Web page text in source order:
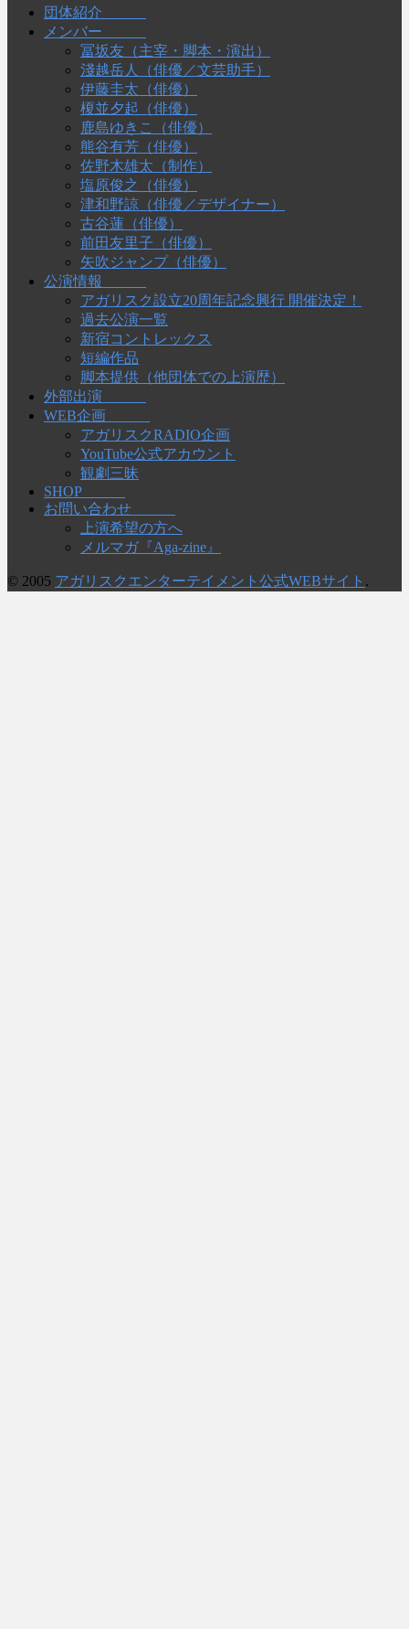
団体紹介
メンバー
冨坂友（主宰・脚本・演出）
淺越岳人（俳優／文芸助手）
伊藤圭太（俳優）
榎並夕起（俳優）
鹿島ゆきこ（俳優）
熊谷有芳（俳優）
佐野木雄太（制作）
塩原俊之（俳優）
津和野諒（俳優／デザイナー）
古谷蓮（俳優）
前田友里子（俳優）
矢吹ジャンプ（俳優）
公演情報
アガリスク設立20周年記念興行 開催決定！
過去公演一覧
新宿コントレックス
短編作品
脚本提供（他団体での上演歴）
外部出演
WEB企画
アガリスクRADIO企画
YouTube公式アカウント
観劇三昧
SHOP
お問い合わせ
上演希望の方へ
メルマガ『Aga-zine』
© 2005 アガリスクエンターテイメント公式WEBサイト .